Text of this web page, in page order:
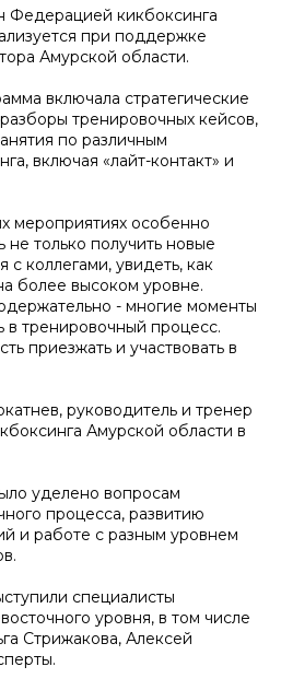
Федерацией кикбоксинга
при поддержке
Амурской области.
включала стратегические
тренировочных кейсов,
по различным
включая «лайт-контакт» и
мероприятиях особенно
только получить новые
с коллегами, увидеть, как
более высоком уровне.
- многие моменты
тренировочный процесс.
приезжать и участвовать в
руководитель и тренер
Амурской области в
уделено вопросам
процесса, развитию
и работе с разным уровнем
специалисты
уровня, в том числе
Стрижакова, Алексей